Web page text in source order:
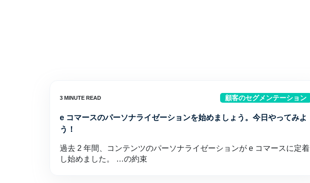
顧客のセグメンテーション
e コマースのパーソナライゼーションを始めましょう。今日やってみよ
う！
過去 2 年間、コンテンツのパーソナライゼーションが e コマースに定着
し始めました。 …の約束